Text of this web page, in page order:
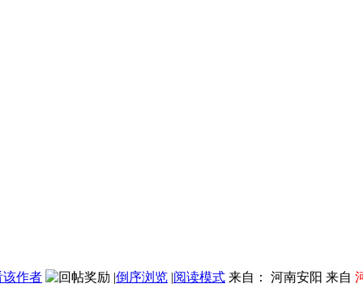
该作者 |倒序浏览 |阅读模式 来自： 河南安阳 来自